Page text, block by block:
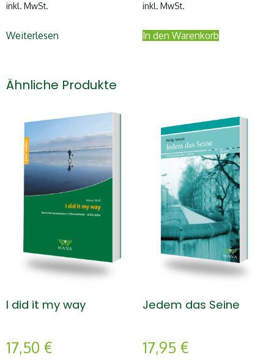
inkl. MwSt.
Weiterlesen
inkl. MwSt.
In den Warenkorb
Ähnliche Produkte
I did it my way
17,50 €
Jedem das Seine
17,95 €